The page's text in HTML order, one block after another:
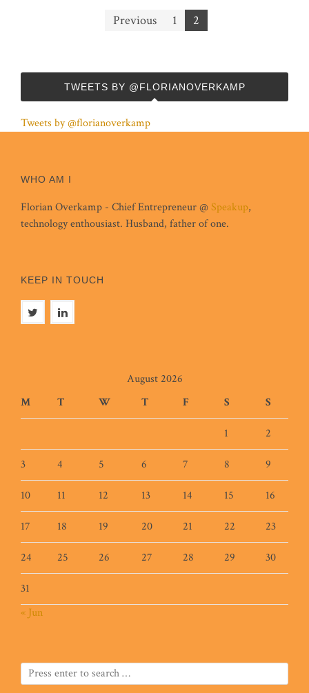
Previous 1 2
TWEETS BY @FLORIANOVERKAMP
Tweets by @florianoverkamp
WHO AM I
Florian Overkamp - Chief Entrepreneur @ Speakup,
technology enthousiast. Husband, father of one.
KEEP IN TOUCH
August 2026
M
T W T F S S
1 2
3 4 5 6 7 8 9
10 11 12 13 14 15 16
17 18 19 20 21 22 23
24 25 26 27 28 29 30
31
« Jun